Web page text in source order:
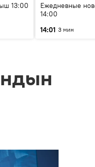
13:00
Ежедневные
14:00
14:01 3 мин